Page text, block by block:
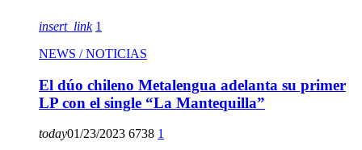
insert_link 1
NEWS / NOTICIAS
El dúo chileno Metalengua adelanta su primer
LP con el single “La Mantequilla”
today01/23/2023 6738 1